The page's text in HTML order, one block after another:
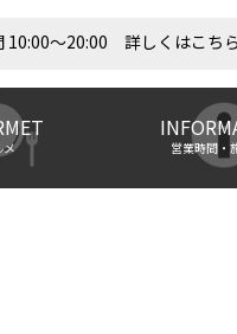
10:00～20:00 詳しくはこちら
メ 営業時間・